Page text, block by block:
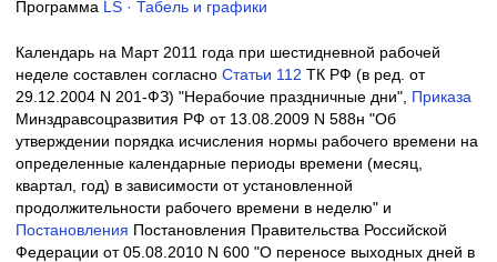
Программа LS · Табель и графики
Календарь на Март 2011 года при шестидневной рабочей
неделе составлен согласно Cтатьи 112 ТК РФ (в ред. от
29.12.2004 N 201-ФЗ) "Нерабочие праздничные дни", Приказа
Минздравсоцразвития РФ от 13.08.2009 N 588н "Об
утверждении порядка исчисления нормы рабочего времени на
определенные календарные периоды времени (месяц,
квартал, год) в зависимости от установленной
продолжительности рабочего времени в неделю" и
Постановления Постановления Правительства Российской
Федерации от 05.08.2010 N 600 "О переносе выходных дней в